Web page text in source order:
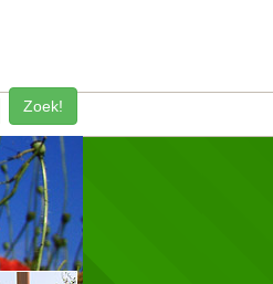
Zoek!